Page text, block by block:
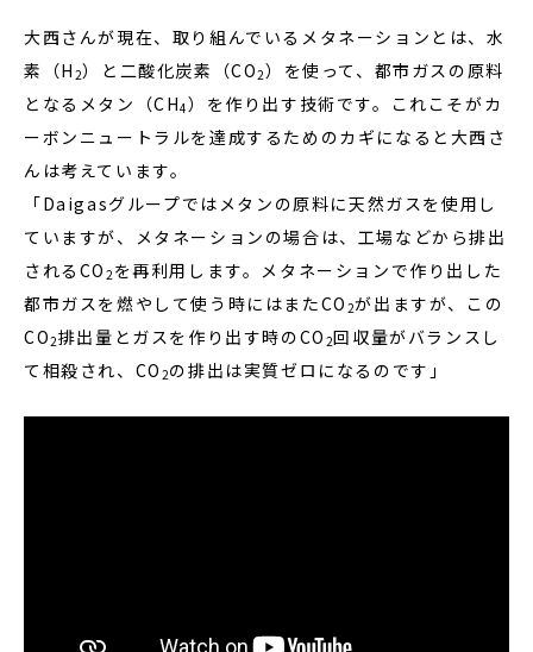
大西さんが現在、取り組んでいるメタネーションとは、水
素（H 2）と二酸化炭素（CO2）を使って、都市ガスの原料
となるメタン（CH4）を作り出す技術です。これこそがカ
ーボンニュートラルを達成するためのカギになると大西さ
んは考えています。
「Daigasグループではメタンの原料に天然ガスを使用し
ていますが、メタネーションの場合は、工場などから排出
されるCO 2を再利用します。メタネーションで作り出した
都市ガスを燃やして使う時にはまたCO 2が出ますが、この
CO2排出量とガスを作り出す時のCO 2回収量がバランスし
て相殺され、CO 2の排出は実質ゼロになるのです」